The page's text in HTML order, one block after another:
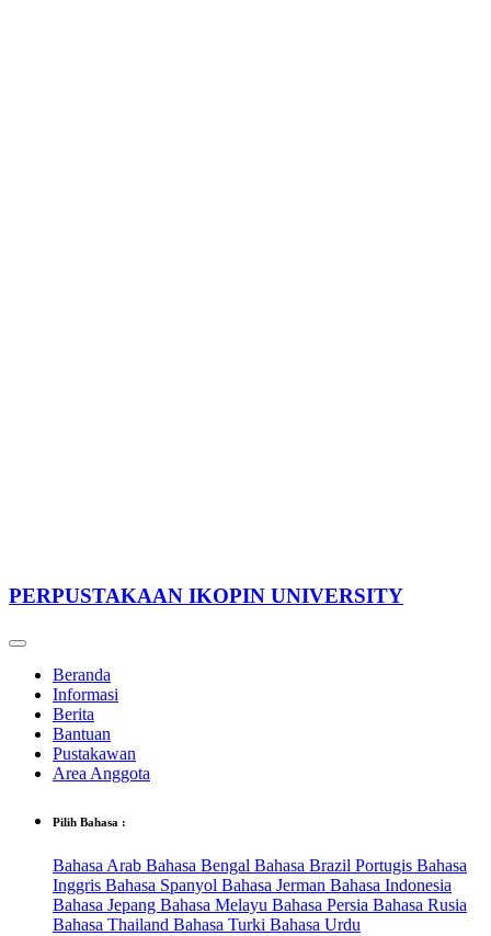
PERPUSTAKAAN IKOPIN UNIVERSITY
Beranda
Informasi
Berita
Bantuan
Pustakawan
Area Anggota
Pilih Bahasa :
Bahasa Arab Bahasa Bengal Bahasa Brazil Portugis Bahasa
Inggris Bahasa Spanyol Bahasa Jerman Bahasa Indonesia
Bahasa Jepang Bahasa Melayu Bahasa Persia Bahasa Rusia
Bahasa Thailand Bahasa Turki Bahasa Urdu